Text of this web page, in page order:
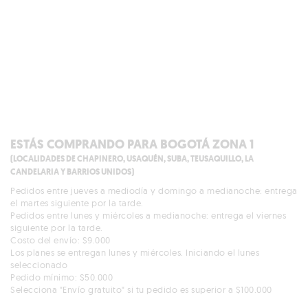
ESTÁS COMPRANDO PARA BOGOTÁ ZONA 1
(LOCALIDADES DE CHAPINERO, USAQUÉN, SUBA, TEUSAQUILLO, LA
CANDELARIA Y BARRIOS UNIDOS)
Pedidos entre jueves a mediodía y domingo a medianoche: entrega
el martes siguiente por la tarde.
Pedidos entre lunes y miércoles a medianoche: entrega el viernes
siguiente por la tarde.
Costo del envío: $9.000
Los planes se entregan lunes y miércoles. Iniciando el lunes
seleccionado
Pedido mínimo: $50.000
Selecciona "Envío gratuito" si tu pedido es superior a $100.000